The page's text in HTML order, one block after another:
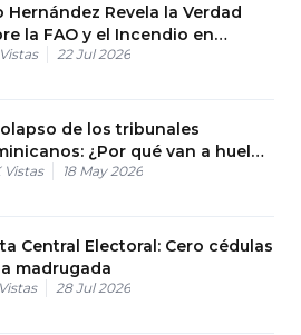
Hernández Revela la Verdad
la FAO y el Incendio en
Vistas 22 Jul 2026
de los tribunales
¿Por qué van a huelga
Vistas 18 May 2026
Central Electoral: Cero cédulas
madrugada
Vistas 28 Jul 2026